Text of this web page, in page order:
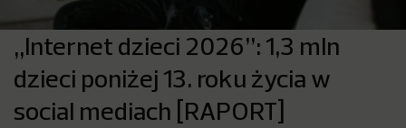
„Internet dzieci 2026”: 1,3 mln
dzieci poniżej 13. roku życia w
social mediach [RAPORT]